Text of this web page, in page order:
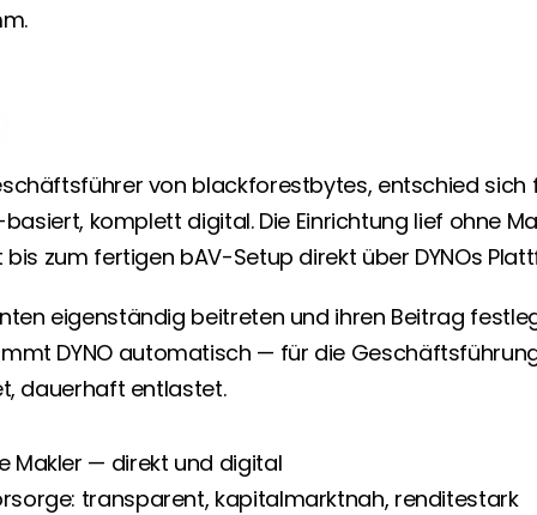
von blackforestbytes, entschied sich
basiert, komplett digital. Die Einrichtung lief ohne
zum fertigen bAV-Setup direkt über DYNOs
eigenständig beitreten und ihren Beitrag
DYNO automatisch — für die
dauerhaft entlastet.
Makler — direkt und digital
transparent, kapitalmarktnah, renditestark